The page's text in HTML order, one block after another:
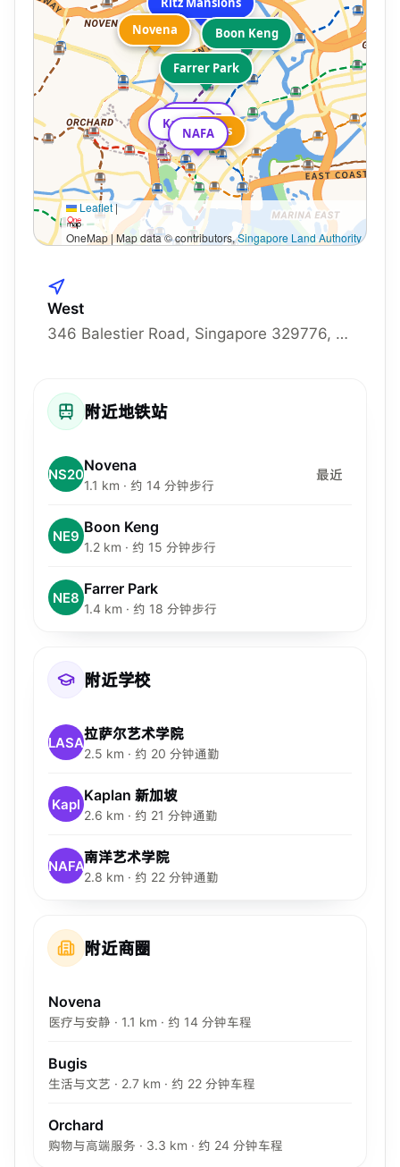
Novena
Boon Keng
Farrer Park
LASALLE
Kaplan
NAFA
Novena
Bugis
Leaflet|
OneMap | Map data © contributors,Singapore Land Authority
West
346 Balestier Road, Singapore 329776, 329776
附近地铁站
NS20Novena
1.1 km · 约 14 分钟步行
最近
NE9 Boon Keng
1.2 km · 约 15 分钟步行
NE8 Farrer Park
1.4 km · 约 18 分钟步行
附近学校
LASA拉萨尔艺术学院
2.5 km · 约 20 分钟通勤
Kapl Kaplan 新加坡
2.6 km · 约 21 分钟通勤
NAFA南洋艺术学院
2.8 km · 约 22 分钟通勤
附近商圈
Novena
医疗与安静 · 1.1 km · 约 14 分钟车程
Bugis
生活与文艺 · 2.7 km · 约 22 分钟车程
Orchard
购物与高端服务 · 3.3 km · 约 24 分钟车程